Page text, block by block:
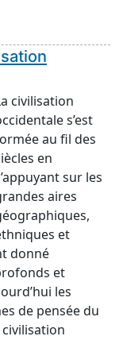
civilisation
s’est
au fil des
en
sur les
aires
et
donné
et
les
de pensée du